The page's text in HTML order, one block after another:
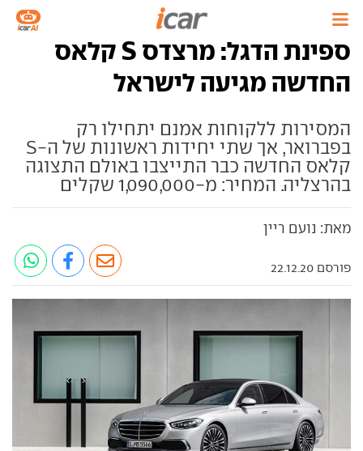
ספינת הדגל: מרצדס S קלאס
החדשה מגיעה לישראל
המסירות ללקוחות אמנם יתחילו רק
בפברואר, אך שתי יחידות ראשונות של ה-S
קלאס החדשה כבר התייצבו באולם התצוגה
בהרצליה. המחיר: מ-1,090,000 שקלים
מאת: נועם ריין
פורסם 22.12.20